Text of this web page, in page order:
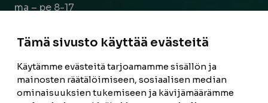
Tämä sivusto käyttää evästeitä
Käytämme evästeitä tarjoamamme sisällön ja
mainosten räätälöimiseen, sosiaalisen median
ominaisuuksien tukemiseen ja kävijämäärämme
ma – pe 8-17
ETUSIVU